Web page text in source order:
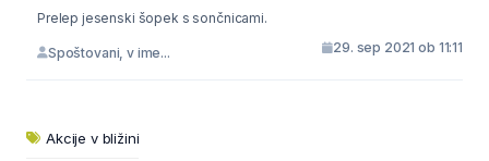
Prelep jesenski šopek s sončnicami.
Spoštovani, v ime... 29. sep 2021 ob 11:11
Akcije v bližini